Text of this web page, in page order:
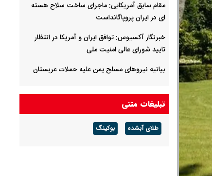
مقام سابق آمریکایی: ماجرای ساخت سلاح هسته
ای در ایران پروپاگانداست
خبرنگار آکسیوس: توافق ایران و آمریکا در انتظار
تایید شورای عالی امنیت ملی
بیانیه نیروهای مسلح یمن علیه حملات عربستان
تبلیغات متنی
طلای آبشده بوکینگ